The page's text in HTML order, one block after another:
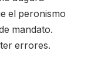
el peronismo
mandato.
errores.